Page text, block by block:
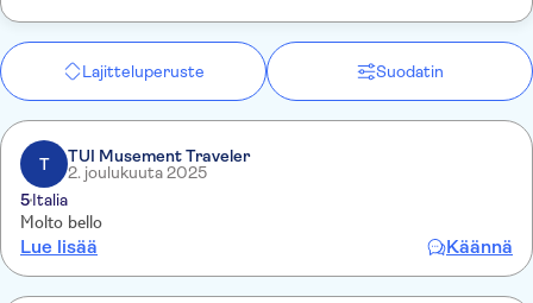
Lajitteluperuste Suodatin
T
TUI Musement Traveler
2. joulukuuta 2025
5Italia
Molto bello
Lue lisää Käännä